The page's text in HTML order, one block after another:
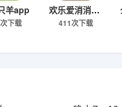
羊app
下载
欢乐爱消消app
411次下载